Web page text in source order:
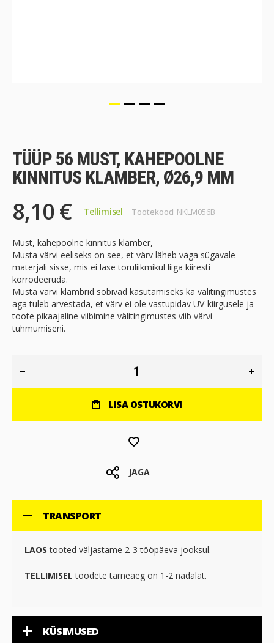
beginning
of
the
gallery
TÜÜP 56 MUST, KAHEPOOLNE
KINNITUS KLAMBER, Ø26,9 MM
8,10 € Tellimisel Tootekood NKLM056B
Must, kahepoolne kinnitus klamber,
Musta värvi eeliseks on see, et värv läheb väga sügavale
materjali sisse, mis ei lase toruliikmikul liiga kiiresti
korrodeeruda.
Musta värvi klambrid sobivad kasutamiseks ka välitingimustes
aga tuleb arvestada, et värv ei ole vastupidav UV-kiirgusele ja
toote pikaajaline viibimine välitingimustes viib värvi
tuhmumiseni.
LISA OSTUKORVI
JAGA
TRANSPORT
LAOS tooted väljastame 2-3 tööpäeva jooksul.
TELLIMISEL toodete tarneaeg on 1-2 nädalat.
KÜSIMUSED